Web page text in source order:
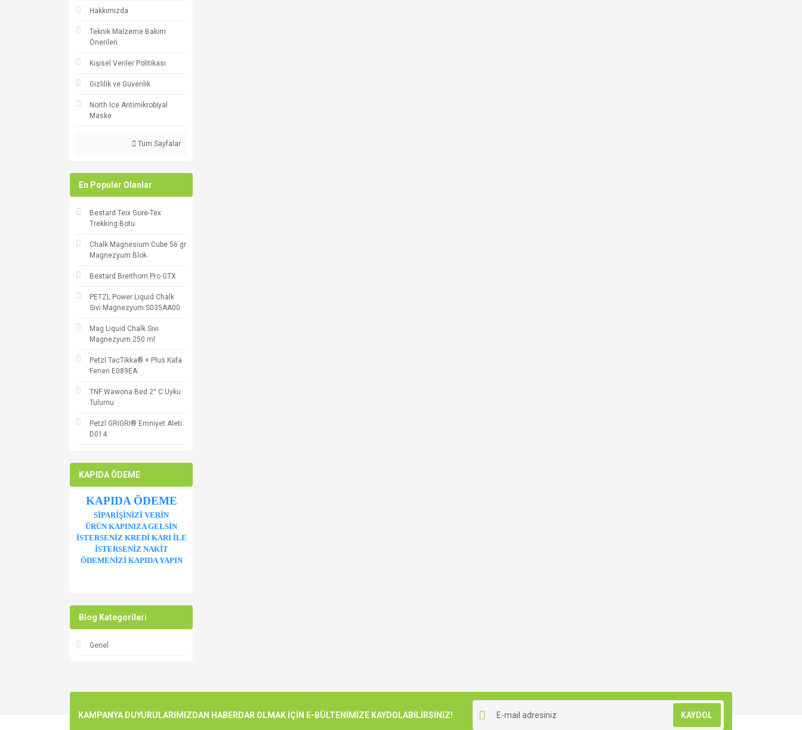
Hakkımızda
Teknik Malzeme Bakım
Önerileri
Kişisel Veriler Politikası
Gizlilik ve Güvenlik
North Ice Antimikrobiyal
Maske
Tüm Sayfalar
En Populer Olanlar
Bestard Teix Gore-Tex
Trekking Botu
Chalk Magnesium Cube 56 gr
Magnezyum Blok
Bestard Breithorn Pro GTX
PETZL Power Liquid Chalk
Sıvı Magnezyum S035AA00
Mag Liquid Chalk Sıvı
Magnezyum 250 ml
Petzl TacTikka® + Plus Kafa
Feneri E089EA
TNF Wawona Bed 2° C Uyku
Tulumu
Petzl GRIGRI® Emniyet Aleti
D014
KAPIDA ÖDEME
KAPIDA ÖDEME
SİPARİŞİNİZİ VERİN
ÜRÜN KAPINIZA GELSİN
İSTERSENİZ KREDİ KARI İLE
İSTERSENİZ NAKİT
ÖDEMENİZİ KAPIDA YAPIN
Blog Kategorileri
Genel
KAMPANYA DUYURULARIMIZDAN HABERDAR OLMAK İÇİN E-BÜLTENİMİZE KAYDOLABİLİRSİNİZ! KAYDOL